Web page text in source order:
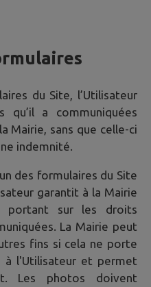
du Site, l’Utilisateur
qu’il a communiquées
Mairie, sans que celle-ci
indemnité.
des formulaires du Site
garantit à la Mairie
portant sur les droits
La Mairie peut
fins si cela ne porte
à l'Utilisateur et permet
Les photos doivent